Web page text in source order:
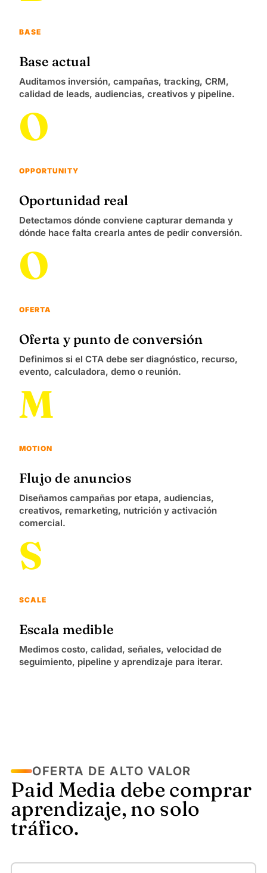
BASE
Base actual
Auditamos inversión, campañas, tracking, CRM,
calidad de leads, audiencias, creativos y pipeline.
O
OPPORTUNITY
Oportunidad real
Detectamos dónde conviene capturar demanda y
dónde hace falta crearla antes de pedir conversión.
O
OFERTA
Oferta y punto de conversión
Definimos si el CTA debe ser diagnóstico, recurso,
evento, calculadora, demo o reunión.
M
MOTION
Flujo de anuncios
Diseñamos campañas por etapa, audiencias,
creativos, remarketing, nutrición y activación
comercial.
S
SCALE
Escala medible
Medimos costo, calidad, señales, velocidad de
seguimiento, pipeline y aprendizaje para iterar.
OFERTA DE ALTO VALOR
Paid Media debe comprar
aprendizaje, no solo
tráfico.